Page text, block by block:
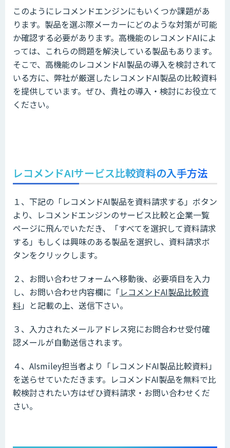
このようにレコメンドエンジンにもいくつか課題があ
ります。製品を選ぶ際メーカーにどのような対策が可能
か確認する必要があります。高機能のレコメンドAIによ
っては、これらの問題を解決している製品もあります。
そこで、高機能のレコメンドAI製品の導入を検討されて
いる方に、弊社が厳選したレコメンドAI製品の比較資料
を提供しています。ぜひ、貴社の導入・検討にお役立て
ください。
レコメンドAIサービス比較資料の入手方法
１、下記の「レコメンドAI製品を資料請求する」ボタン
より、レコメンドエンジンのサービス比較と企業一覧
ページに飛んでいただき、「すべてを選択して資料請求
する」もしくは興味のある製品を選択し、資料請求ボ
タンをクリックします。
２、お問い合わせフォームへ移動後、必要項目を入力
し、お問い合わせ内容欄に「レコメンドAI製品比較資
料」と記載の上、送信下さい。
３、入力されたメールアドレス宛にお問合わせ受付確
認メールが自動送信されます。
４、AIsmiley担当者より「レコメンドAI製品比較資料」
を送らせていただきます。レコメンドAI製品を無料で比
較検討されたい方はぜひ資料請求・お問い合わせくだ
さい。